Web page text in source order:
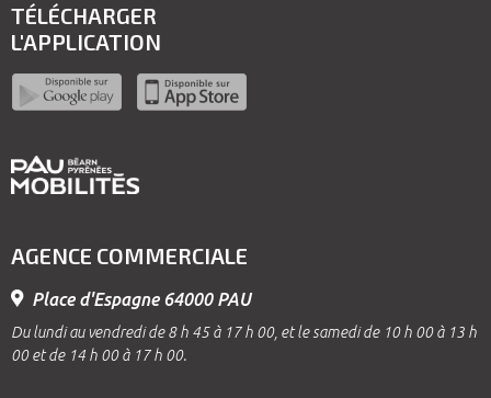
TÉLÉCHARGER
L'APPLICATION
AGENCE COMMERCIALE
Place d'Espagne 64000 PAU
Du lundi au vendredi de 8 h 45 à 17 h 00, et le samedi de 10 h 00 à 13 h
00 et de 14 h 00 à 17 h 00.